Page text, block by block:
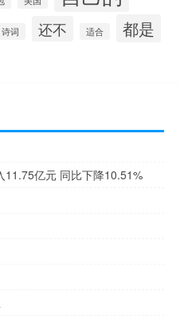
诗词 还不 适合 都是
11.75亿元 同比下降10.51%